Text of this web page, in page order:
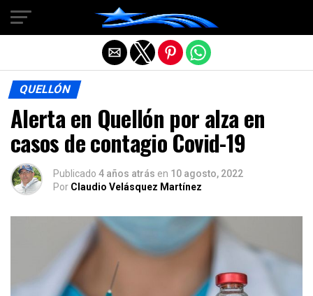
QUELLÓN
Alerta en Quellón por alza en
casos de contagio Covid-19
Publicado 4 años atrás en 10 agosto, 2022
Por Claudio Velásquez Martínez
Salir de la versión móvil